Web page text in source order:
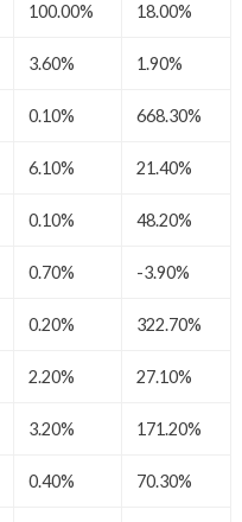
100.00% 18.00%
3.60% 1.90%
0.10% 668.30%
6.10% 21.40%
0.10% 48.20%
0.70% -3.90%
0.20% 322.70%
2.20% 27.10%
3.20% 171.20%
0.40% 70.30%